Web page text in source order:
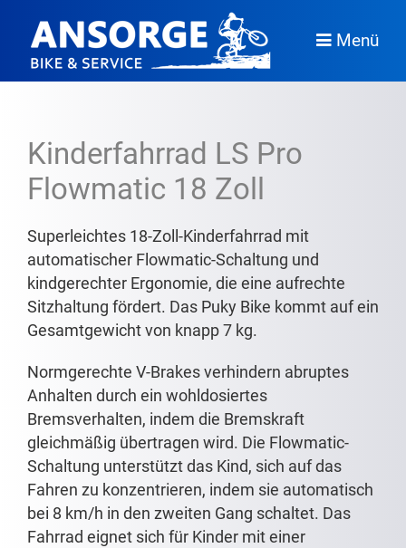
Menü
Kinderfahrrad LS Pro
Flowmatic 18 Zoll
Superleichtes 18-Zoll-Kinderfahrrad mit
automatischer Flowmatic-Schaltung und
kindgerechter Ergonomie, die eine aufrechte
Sitzhaltung fördert. Das Puky Bike kommt auf ein
Gesamtgewicht von knapp 7 kg.
Normgerechte V-Brakes verhindern abruptes
Anhalten durch ein wohldosiertes
Bremsverhalten, indem die Bremskraft
gleichmäßig übertragen wird. Die Flowmatic-
Schaltung unterstützt das Kind, sich auf das
Fahren zu konzentrieren, indem sie automatisch
bei 8 km/h in den zweiten Gang schaltet. Das
Fahrrad eignet sich für Kinder mit einer